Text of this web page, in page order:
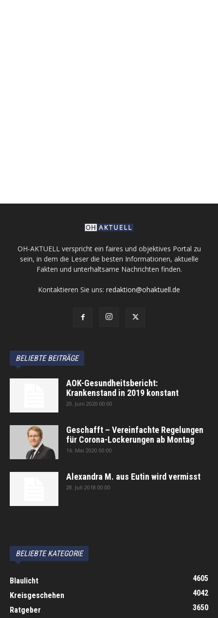
OH-AKTUELL verspricht ein faires und objektives Portal zu
sein, in dem die Leser die besten Informationen, aktuelle
Fakten und unterhaltsame Nachrichten finden.
Kontaktieren Sie uns: redaktion@ohaktuell.de
BELIEBTE BEITRÄGE
AOK-Gesundheitsbericht:
Krankenstand in 2019 konstant
20. Juni 2020 00:00
Geschafft – Vereinfachte Regelungen
für Corona-Lockerungen ab Montag
16. Mai 2020 00:00
Alexandra M. aus Eutin wird vermisst
28. Juli 2018 00:00
BELIEBTE KATEGORIE
Blaulicht
4605
Kreisgeschehen
4042
Ratgeber
3650